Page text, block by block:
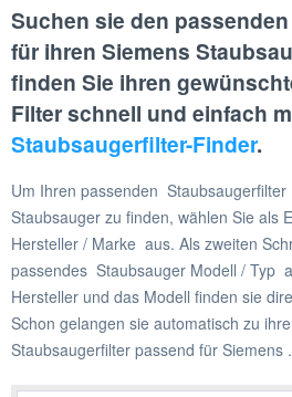
Suchen sie den
für ihren Siemens
finden Sie ihren
Filter schnell und einfach
Staubsaugerfilter-Finder.
Um Ihren passenden
Staubsauger zu finden, wählen Sie als
Hersteller / Marke aus. Als zweiten
passendes Staubsauger Modell / Typ
Hersteller und das Modell finden sie
Schon gelangen sie automatisch zu
Staubsaugerfilter passend für Siemens .